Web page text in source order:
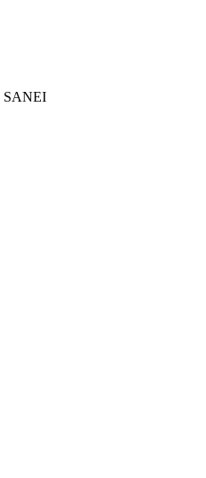
SANEI